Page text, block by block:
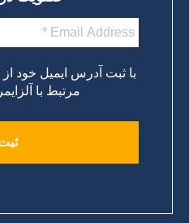
با ثبت آدرس ایمیل خود از
مرتبط با